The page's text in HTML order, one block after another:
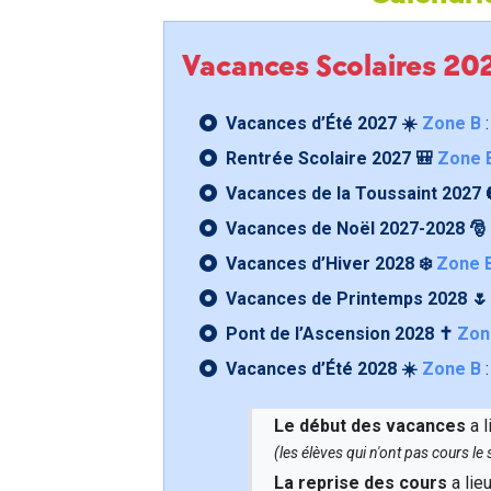
Vacances Scolaires
Vacances d’Été 2027 ☀️ Zone B:
Rentrée Scolaire 2027 🎒 Zone
Vacances de la Toussaint 2027
Vacances de Noël 2027-2028 🎅
Vacances d’Hiver 2028 ❄️ Zone
Vacances de Printemps 2028
Pont de l’Ascension 2028 ✝️
Vacances d’Été 2028 ☀️ Zone B:
Le début des vacances a
(les élèves qui n'ont pas cours
La reprise des cours a